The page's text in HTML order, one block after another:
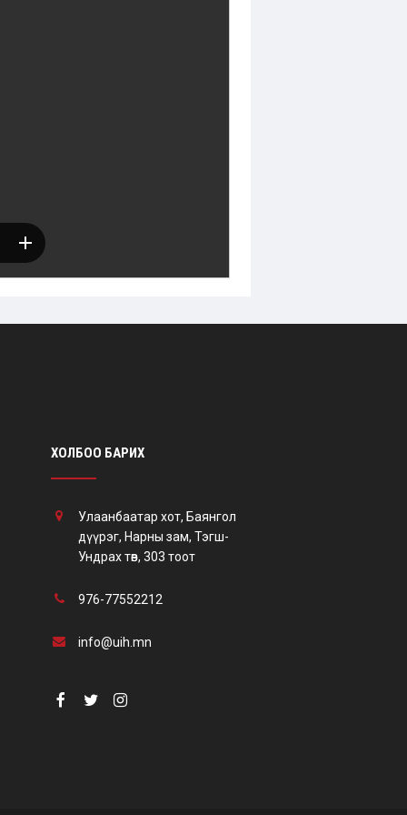
ХОЛБОО БАРИХ
Улаанбаатар хот, Баянгол
дүүрэг, Нарны зам, Тэгш-
Ундрах төв, 303 тоот
976-77552212
info@uih.mn